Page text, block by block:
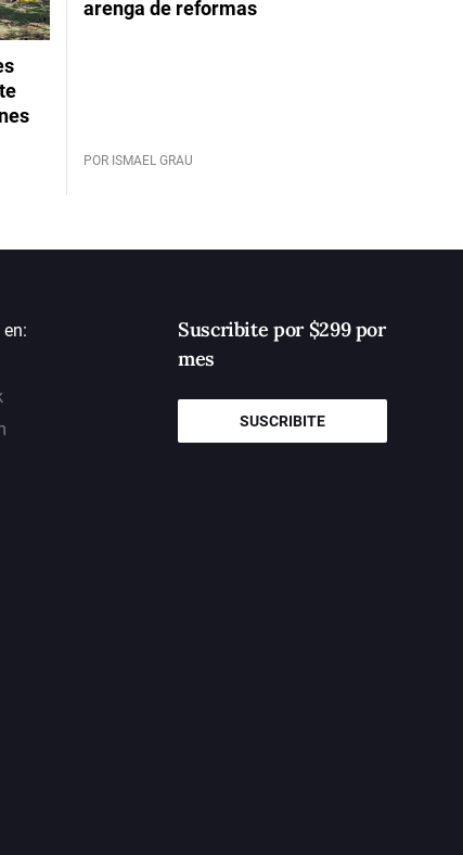
arenga de reformas
POR ISMAEL GRAU
Suscribite por $299 por
mes
SUSCRIBITE